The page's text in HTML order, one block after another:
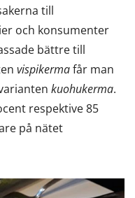
till
och konsumenter
bättre till
vispikermafår man
kuohukerma.
respektive 85
på nätet